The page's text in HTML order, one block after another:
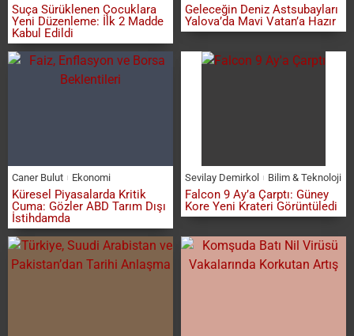
Suça Sürüklenen Çocuklara
Yeni Düzenleme: İlk 2 Madde
Kabul Edildi
Geleceğin Deniz Astsubayları
Yalova’da Mavi Vatan’a Hazır
Caner Bulut Ekonomi
Küresel Piyasalarda Kritik
Cuma: Gözler ABD Tarım Dışı
İstihdamda
Sevilay Demirkol Bilim & Teknoloji
Falcon 9 Ay’a Çarptı: Güney
Kore Yeni Krateri Görüntüledi